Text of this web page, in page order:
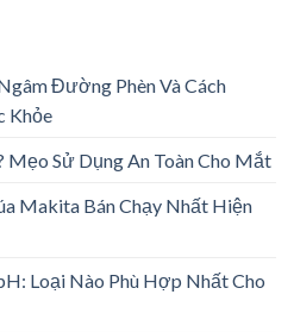
Đường Phèn Và Cách
Khỏe
Mẹo Sử Dụng An Toàn Cho Mắt
Makita Bán Chạy Nhất Hiện
Loại Nào Phù Hợp Nhất Cho